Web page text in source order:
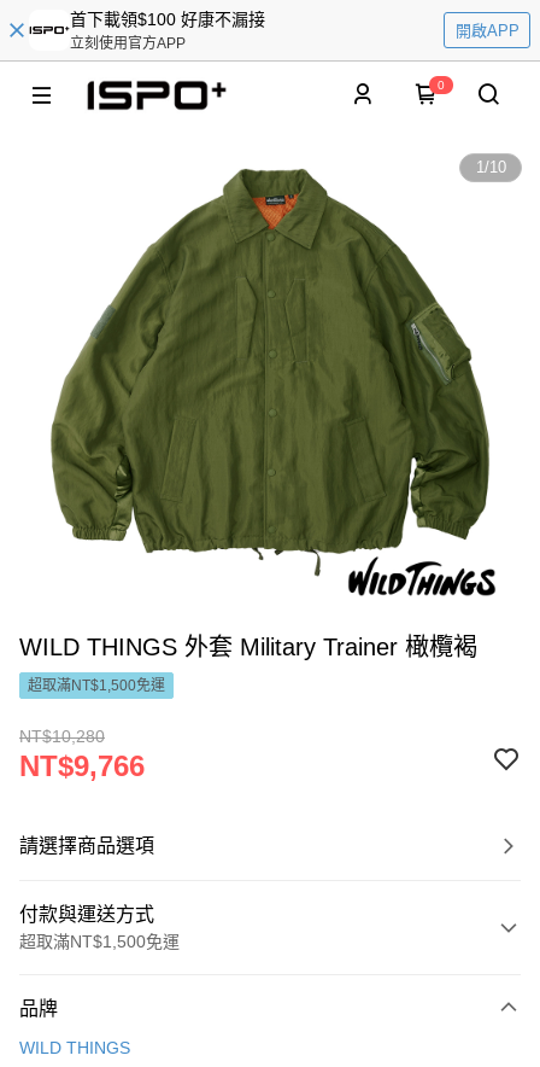
首下載領$100 好康不漏接
立刻使用官方APP
開啟APP
0
1/10
WILD THINGS 外套 Military Trainer 橄欖褐
超取滿NT$1,500免運
NT$10,280
NT$9,766
請選擇商品選項
付款與運送方式
超取滿NT$1,500免運
信用卡一次付款
品牌
WILD THINGS